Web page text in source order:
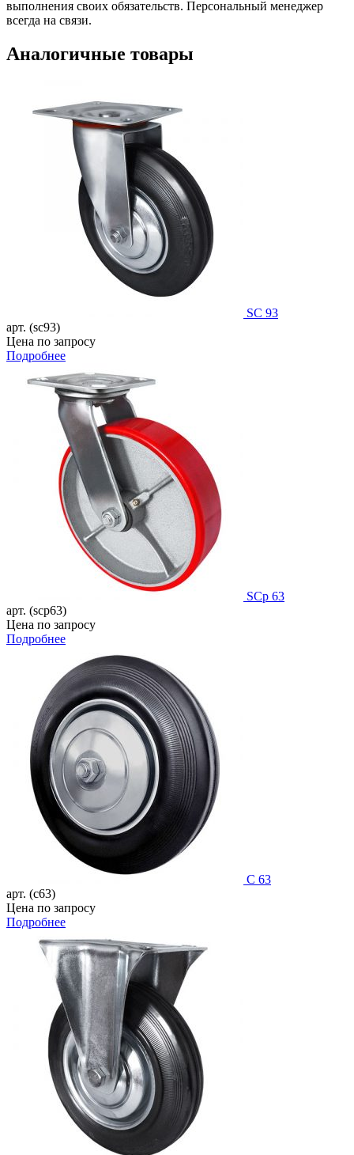
выполнения своих обязательств. Персональный менеджер
всегда на связи.
Аналогичные товары
SC 93
арт. (sc93)
Цена по запросу
Подробнее
SCp 63
арт. (scp63)
Цена по запросу
Подробнее
C 63
арт. (c63)
Цена по запросу
Подробнее